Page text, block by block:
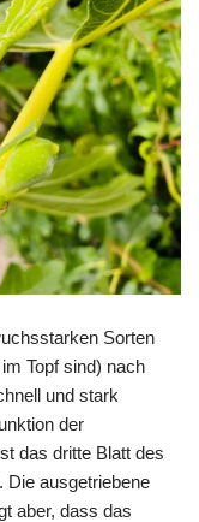
Sorten
Topf sind) nach
und stark
der
das dritte Blatt des
Die ausgetriebene
aber, dass das